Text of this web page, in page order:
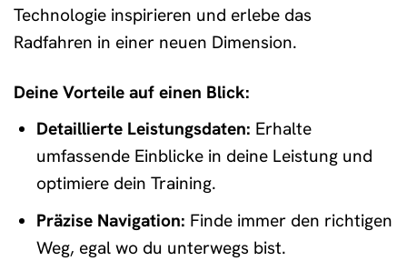
Technologie inspirieren und erlebe das
Radfahren in einer neuen Dimension.
Deine Vorteile auf einen Blick:
Detaillierte Leistungsdaten: Erhalte
umfassende Einblicke in deine Leistung und
optimiere dein Training.
Präzise Navigation: Finde immer den richtigen
Weg, egal wo du unterwegs bist.